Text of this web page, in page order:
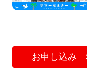
お申し込み